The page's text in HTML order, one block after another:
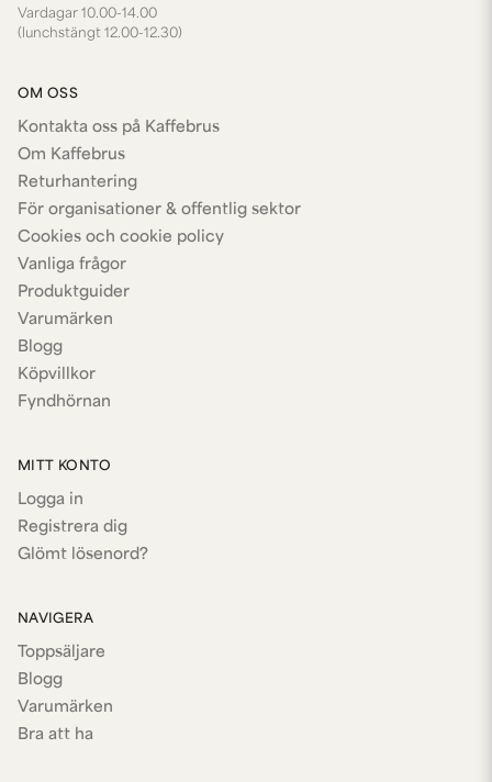
Vardagar 10.00-14.00
(lunchstängt 12.00-12.30)
OM OSS
Kontakta oss på Kaffebrus
Om Kaffebrus
Returhantering
För organisationer & offentlig sektor
Cookies och cookie policy
Vanliga frågor
Produktguider
Varumärken
Blogg
Köpvillkor
Fyndhörnan
MITT KONTO
Logga in
Registrera dig
Glömt lösenord?
NAVIGERA
Toppsäljare
Blogg
Varumärken
Bra att ha